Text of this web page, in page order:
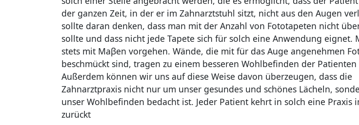
der ganzen Zeit, in der er im Zahnarztstuhl sitzt, nicht aus den Augen
sollte daran denken, dass man mit der Anzahl von Fototapeten nicht
sollte und dass nicht jede Tapete sich für solch eine Anwendung eignet.
stets mit Maβen vorgehen. Wände, die mit für das Auge angenehmen
beschmückt sind, tragen zu einem besseren Wohlbefinden der Patienten
Außerdem können wir uns auf diese Weise davon überzeugen, dass die
Zahnarztpraxis nicht nur um unser gesundes und schönes Lächeln,
unser Wohlbefinden bedacht ist. Jeder Patient kehrt in solch eine Praxis
zurückt